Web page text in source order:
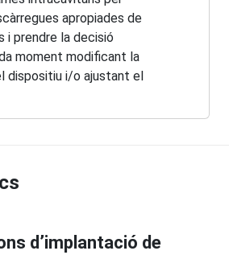
apropiades de
i prendre la decisió
moment modificant la
dispositiu i/o ajustant el
d’implantació de